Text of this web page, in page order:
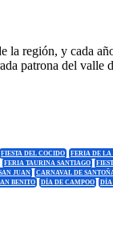
la región, y cada
patrona del valle
FIESTA DEL COCIDO FERIA DE LA
FERIA TAURINA SANTIAGO
JUAN CARNAVAL DE
BENITO DÍA DE CAMPOO DÍA